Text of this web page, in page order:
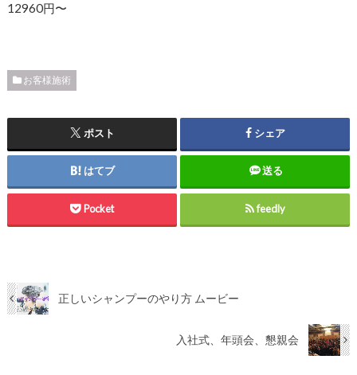
12960円〜
お客様施術
ポスト シェア
はてブ 送る
Pocket feedly
正しいシャンプーのやり方 ムービー
入社式、年頭会、懇親会